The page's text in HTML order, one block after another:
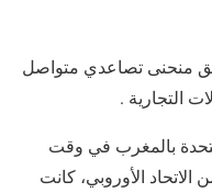
منحنى تصاعدي متواصل
التجارية .
بالمغرب في وقت
الأوروبي، كانت